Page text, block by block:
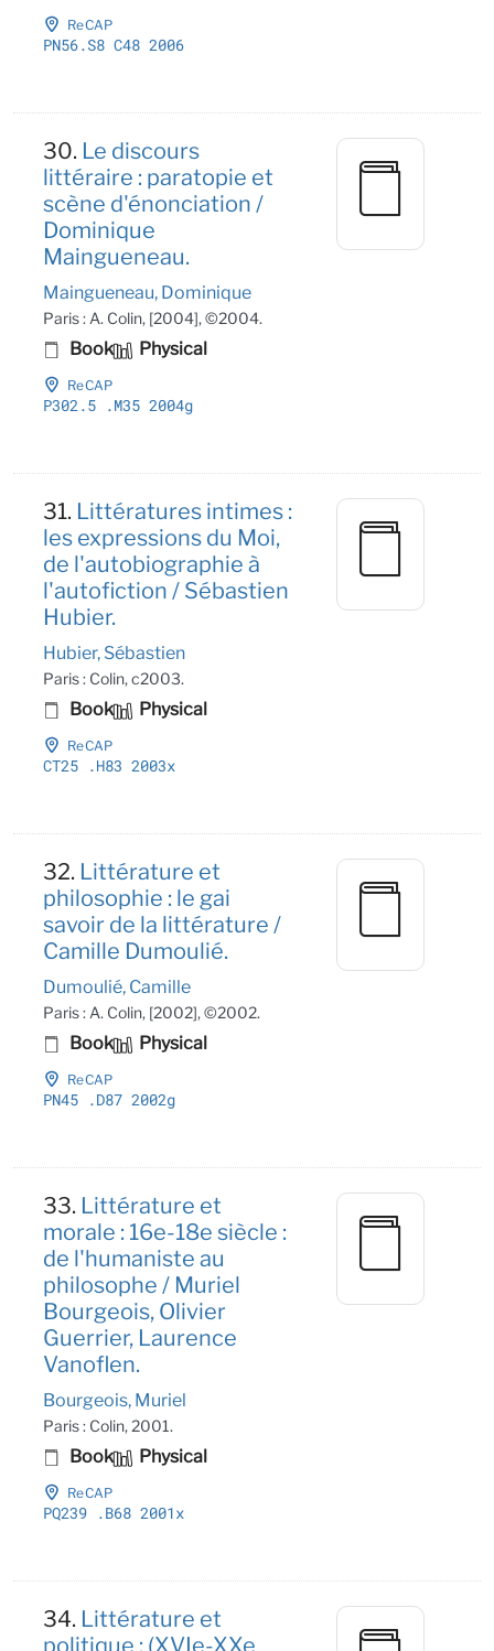
ReCAP
PN56.S8 C48 2006
30. Le discours
littéraire : paratopie et
scène d'énonciation /
Dominique
Maingueneau.
Maingueneau, Dominique
Paris : A. Colin, [2004], ©2004.
Book Physical
ReCAP
P302.5 .M35 2004g
31. Littératures intimes :
les expressions du Moi,
de l'autobiographie à
l'autofiction / Sébastien
Hubier.
Hubier, Sébastien
Paris : Colin, c2003.
Book Physical
ReCAP
CT25 .H83 2003x
32. Littérature et
philosophie : le gai
savoir de la littérature /
Camille Dumoulié.
Dumoulié, Camille
Paris : A. Colin, [2002], ©2002.
Book Physical
ReCAP
PN45 .D87 2002g
33. Littérature et
morale : 16e-18e siècle :
de l'humaniste au
philosophe / Muriel
Bourgeois, Olivier
Guerrier, Laurence
Vanoflen.
Bourgeois, Muriel
Paris : Colin, 2001.
Book Physical
ReCAP
PQ239 .B68 2001x
34. Littérature et
politique : (XVIe-XXe